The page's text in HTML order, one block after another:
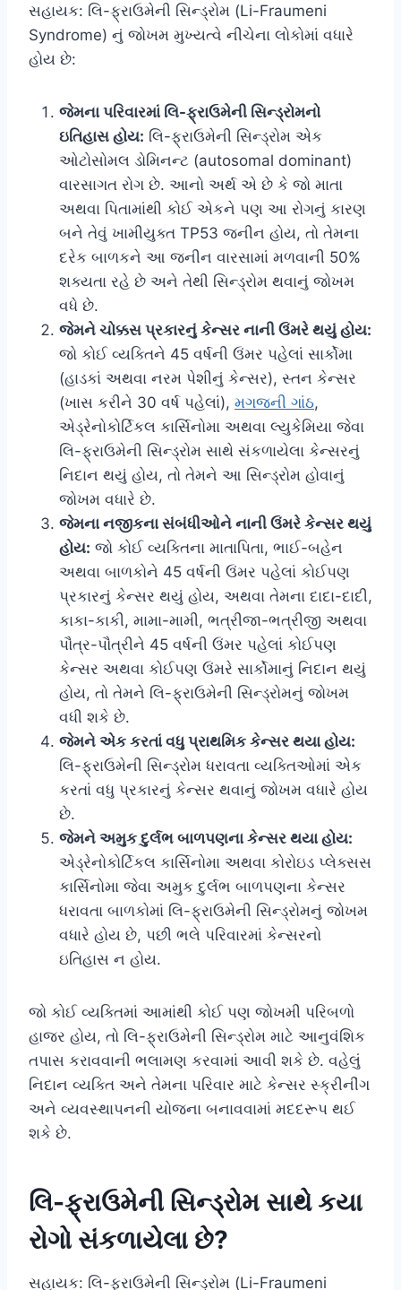
સહાયક: લિ-ફ્રાઉમેની સિન્ડ્રોમ (Li-Fraumeni
Syndrome) નું જોખમ મુખ્યત્વે નીચેના લોકોમાં વધારે
હોય છે:
જેમના પરિવારમાં લિ-ફ્રાઉમેની સિન્ડ્રોમનો
ઇતિહાસ હોય: લિ-ફ્રાઉમેની સિન્ડ્રોમ એક
ઓટોસોમલ ડોમિનન્ટ (autosomal dominant)
વારસાગત રોગ છે. આનો અર્થ એ છે કે જો માતા
અથવા પિતામાંથી કોઈ એકને પણ આ રોગનું કારણ
બને તેવું ખામીયુક્ત TP53 જનીન હોય, તો તેમના
દરેક બાળકને આ જનીન વારસામાં મળવાની 50%
શક્યતા રહે છે અને તેથી સિન્ડ્રોમ થવાનું જોખમ
વધે છે.
જેમને ચોક્કસ પ્રકારનું કેન્સર નાની ઉંમરે થયું હોય:
જો કોઈ વ્યક્તિને 45 વર્ષની ઉંમર પહેલાં સાર્કોમા
(હાડકાં અથવા નરમ પેશીનું કેન્સર), સ્તન કેન્સર
(ખાસ કરીને 30 વર્ષ પહેલાં), મગજની ગાંઠ,
એડ્રેનોકોર્ટિકલ કાર્સિનોમા અથવા લ્યુકેમિયા જેવા
લિ-ફ્રાઉમેની સિન્ડ્રોમ સાથે સંકળાયેલા કેન્સરનું
નિદાન થયું હોય, તો તેમને આ સિન્ડ્રોમ હોવાનું
જોખમ વધારે છે.
જેમના નજીકના સંબંધીઓને નાની ઉંમરે કેન્સર થયું
હોય: જો કોઈ વ્યક્તિના માતાપિતા, ભાઈ-બહેન
અથવા બાળકોને 45 વર્ષની ઉંમર પહેલાં કોઈપણ
પ્રકારનું કેન્સર થયું હોય, અથવા તેમના દાદા-દાદી,
કાકા-કાકી, મામા-મામી, ભત્રીજા-ભત્રીજી અથવા
પૌત્ર-પૌત્રીને 45 વર્ષની ઉંમર પહેલાં કોઈપણ
કેન્સર અથવા કોઈપણ ઉંમરે સાર્કોમાનું નિદાન થયું
હોય, તો તેમને લિ-ફ્રાઉમેની સિન્ડ્રોમનું જોખમ
વધી શકે છે.
જેમને એક કરતાં વધુ પ્રાથમિક કેન્સર થયા હોય:
લિ-ફ્રાઉમેની સિન્ડ્રોમ ધરાવતા વ્યક્તિઓમાં એક
કરતાં વધુ પ્રકારનું કેન્સર થવાનું જોખમ વધારે હોય
છે.
જેમને અમુક દુર્લભ બાળપણના કેન્સર થયા હોય:
એડ્રેનોકોર્ટિકલ કાર્સિનોમા અથવા કોરોઇડ પ્લેક્સસ
કાર્સિનોમા જેવા અમુક દુર્લભ બાળપણના કેન્સર
ધરાવતા બાળકોમાં લિ-ફ્રાઉમેની સિન્ડ્રોમનું જોખમ
વધારે હોય છે, પછી ભલે પરિવારમાં કેન્સરનો
ઇતિહાસ ન હોય.
જો કોઈ વ્યક્તિમાં આમાંથી કોઈ પણ જોખમી પરિબળો
હાજર હોય, તો લિ-ફ્રાઉમેની સિન્ડ્રોમ માટે આનુવંશિક
તપાસ કરાવવાની ભલામણ કરવામાં આવી શકે છે. વહેલું
નિદાન વ્યક્તિ અને તેમના પરિવાર માટે કેન્સર સ્ક્રીનીંગ
અને વ્યવસ્થાપનની યોજના બનાવવામાં મદદરૂપ થઈ
શકે છે.
લિ-ફ્રાઉમેની સિન્ડ્રોમ સાથે કયા
રોગો સંકળાયેલા છે?
સહાયક: લિ-ફ્રાઉમેની સિન્ડ્રોમ (Li-Fraumeni